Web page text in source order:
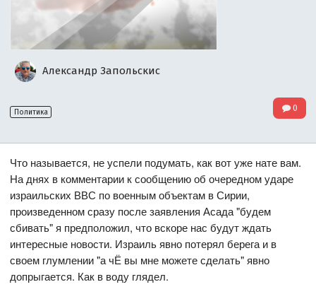
Александр Запольскис
Политика 0
Что называется, не успели подумать, как вот уже нате вам.
На днях в комментарии к сообщению об очередном ударе
израильских ВВС по военным объектам в Сирии,
произведенном сразу после заявления Асада "будем
сбивать" я предположил, что вскоре нас будут ждать
интересные новости. Израиль явно потерял берега и в
своем глумлении "а чЁ вы мне можете сделать" явно
допрыгается. Как в воду глядел.